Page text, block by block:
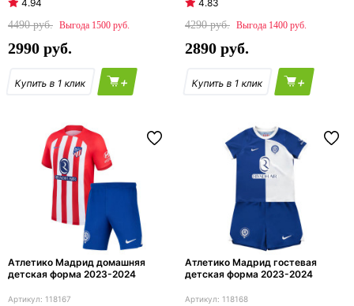
4.94
4490
1500
2990
+
4.83
4290
1400
2890
+
Атлетико Мадрид домашняя
детская форма 2023-2024
118167
Атлетико Мадрид гостевая
детская форма 2023-2024
118168